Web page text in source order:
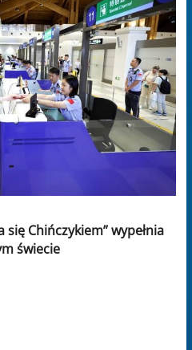
Chińczykiem” wypełnia
świecie